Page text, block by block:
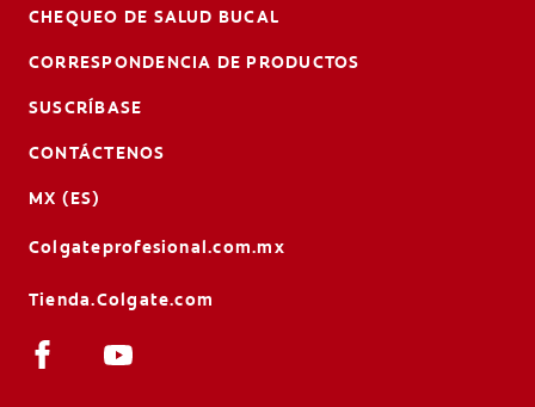
CHEQUEO DE SALUD BUCAL
CORRESPONDENCIA DE PRODUCTOS
SUSCRÍBASE
CONTÁCTENOS
MX (ES)
Colgateprofesional.com.mx
Tienda.Colgate.com